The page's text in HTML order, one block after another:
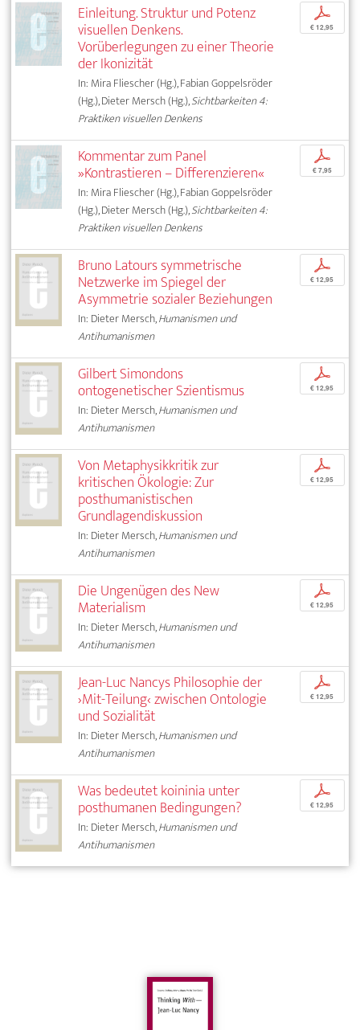
Einleitung. Struktur und Potenz
visuellen Denkens.
Vorüberlegungen zu einer Theorie
der Ikonizität
In: Mira Fliescher (Hg.), Fabian Goppelsröder
(Hg.), Dieter Mersch (Hg.),Sichtbarkeiten 4:
Praktiken visuellen Denkens
p
€ 12,95
Kommentar zum Panel
»Kontrastieren – Differenzieren«
In: Mira Fliescher (Hg.), Fabian Goppelsröder
(Hg.), Dieter Mersch (Hg.),Sichtbarkeiten 4:
Praktiken visuellen Denkens
p
€ 7,95
Bruno Latours symmetrische
Netzwerke im Spiegel der
Asymmetrie sozialer Beziehungen
In: Dieter Mersch,Humanismen und
Antihumanismen
p
€ 12,95
Gilbert Simondons
ontogenetischer Szientismus
In: Dieter Mersch,Humanismen und
Antihumanismen
p
€ 12,95
Von Metaphysikkritik zur
kritischen Ökologie: Zur
posthumanistischen
Grundlagendiskussion
In: Dieter Mersch,Humanismen und
Antihumanismen
p
€ 12,95
Die Ungenügen des New
Materialism
In: Dieter Mersch,Humanismen und
Antihumanismen
p
€ 12,95
Jean-Luc Nancys Philosophie der
›Mit-Teilung‹ zwischen Ontologie
und Sozialität
In: Dieter Mersch,Humanismen und
Antihumanismen
p
€ 12,95
Was bedeutet koininia unter
posthumanen Bedingungen?
In: Dieter Mersch,Humanismen und
Antihumanismen
p
€ 12,95